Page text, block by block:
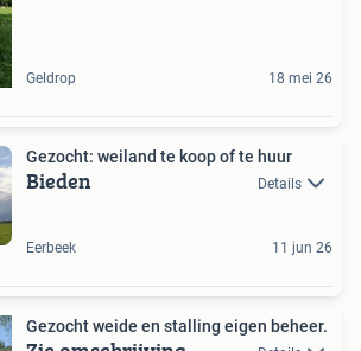
Geldrop 18 mei 26
Gezocht: weiland te koop of te huur
Bieden Details
Eerbeek 11 jun 26
Gezocht weide en stalling eigen beheer.